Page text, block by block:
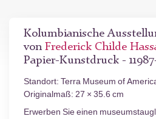
Kolumbianische
von Frederick Childe
Papier-Kunstdruck -
Standort: Terra Museum of
Originalmaß: 27 × 35.6 cm
Erwerben Sie einen